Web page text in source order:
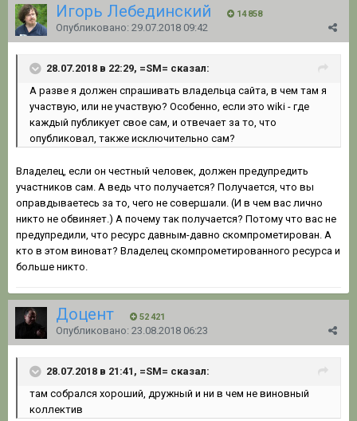
Игорь Лебединский 14 858
Опубликовано: 29.07.2018 09:42
28.07.2018 в 22:29, =SM= сказал:
А разве я должен спрашивать владельца сайта, в чем там я
участвую, или не участвую? Особенно, если это wiki - где
каждый публикует свое сам, и отвечает за то, что
опубликовал, также исключительно сам?
Владелец, если он честный человек, должен предупредить
участников сам. А ведь что получается? Получается, что вы
оправдываетесь за то, чего не совершали. (И в чем вас лично
никто не обвиняет.) А почему так получается? Потому что вас не
предупредили, что ресурс давным-давно скомпрометирован. А
кто в этом виноват? Владелец скомпрометированного ресурса и
больше никто.
Доцент 52 421
Опубликовано: 23.08.2018 06:23
28.07.2018 в 21:41, =SM= сказал:
там собрался хороший, дружный и ни в чем не виновный
коллектив